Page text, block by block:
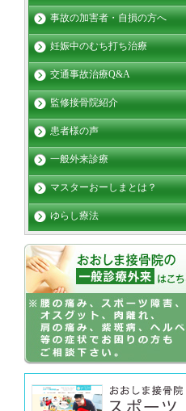
事故の加害者・自損の方へ
妊娠中のむち打ち治療
交通事故治療Q&A
監修接骨院紹介
患者様の声
一般外来診療
マスターおーしまとは？
ゆらし療法